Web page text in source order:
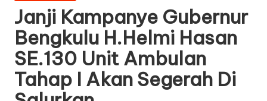
Janji Kampanye Gubernur
Bengkulu H.Helmi Hasan
SE.130 Unit Ambulan
Tahap I Akan Segerah Di